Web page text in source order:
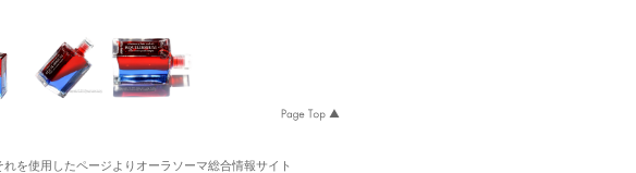
を使用したページよりオーラソーマ総合情報サイト